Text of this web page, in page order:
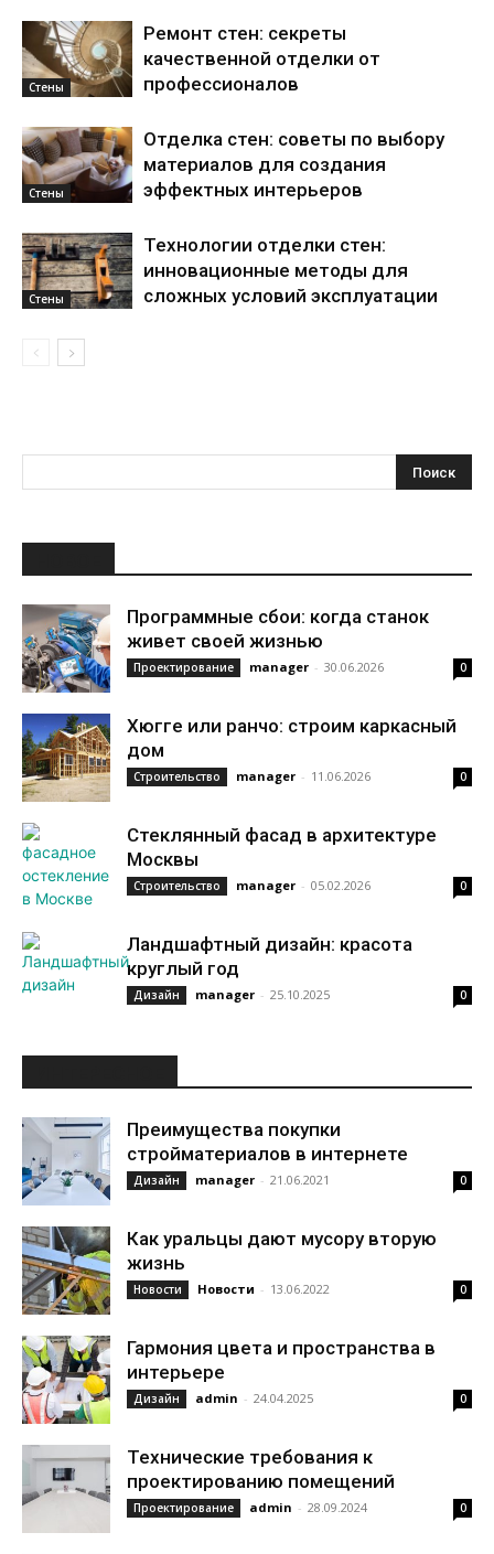
Стены
Ремонт стен: секреты
качественной отделки от
профессионалов
Стены
Отделка стен: советы по выбору
материалов для создания
эффектных интерьеров
Стены
Технологии отделки стен:
инновационные методы для
сложных условий эксплуатации
Программные сбои: когда станок
живет своей жизнью
Проектирование manager - 30.06.2026 0
Хюгге или ранчо: строим каркасный
дом
Строительство manager - 11.06.2026 0
Стеклянный фасад в архитектуре
Москвы
Строительство manager - 05.02.2026 0
Ландшафтный дизайн: красота
круглый год
Дизайн manager - 25.10.2025 0
Преимущества покупки
стройматериалов в интернете
Дизайн manager - 21.06.2021 0
Как уральцы дают мусору вторую
жизнь
Новости Новости - 13.06.2022 0
Гармония цвета и пространства в
интерьере
Дизайн admin - 24.04.2025 0
Технические требования к
проектированию помещений
Проектирование admin - 28.09.2024 0